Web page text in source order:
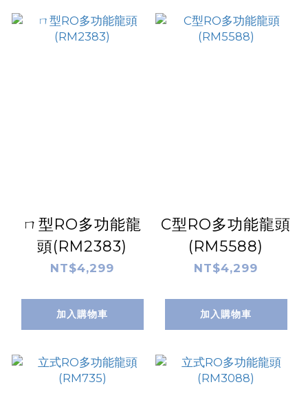
ㄇ型RO多功能龍
頭(RM2383)
NT$4,299
加入購物車
C型RO多功能龍頭
(RM5588)
NT$4,299
加入購物車